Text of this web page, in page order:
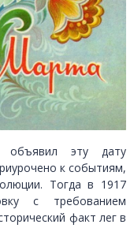
эту дату
к событиям,
Тогда в 1917
с требованием
факт лег в